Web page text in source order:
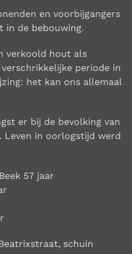
en voorbijgangers
in de bebouwing.
verkoold hout als
periode in
het kan ons allemaal
er bij de bevolking van
Leven in oorlogstijd werd
57 jaar
schuin